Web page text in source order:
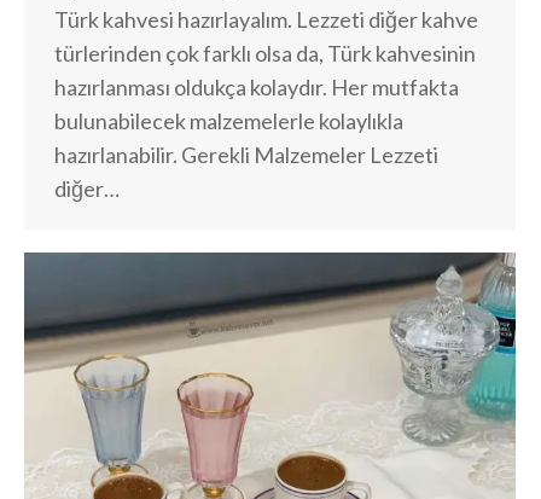
Türk kahvesi hazırlayalım. Lezzeti diğer kahve
türlerinden çok farklı olsa da, Türk kahvesinin
hazırlanması oldukça kolaydır. Her mutfakta
bulunabilecek malzemelerle kolaylıkla
hazırlanabilir. Gerekli Malzemeler Lezzeti
diğer…